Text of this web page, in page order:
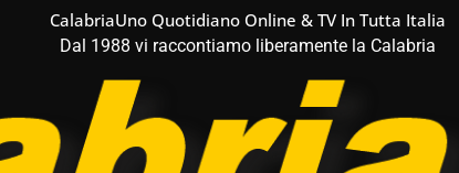
CalabriaUno Quotidiano Online & TV In Tutta Italia
Dal 1988 vi raccontiamo liberamente la Calabria